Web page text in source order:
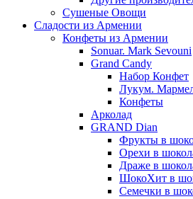
Сушеные Овощи
Сладости из Армении
Конфеты из Армении
Sonuar. Mark Sevouni
Grand Candy
Набор Конфет
Лукум.
Конфеты
Арколад
GRAND Dian
Фрукты в
Орехи в
Драже в
ШокоХит в
Семечки в